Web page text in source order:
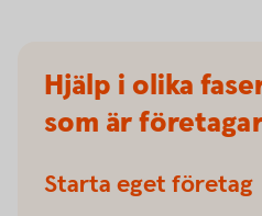
Hjälp i olika
som är
Starta eget företag